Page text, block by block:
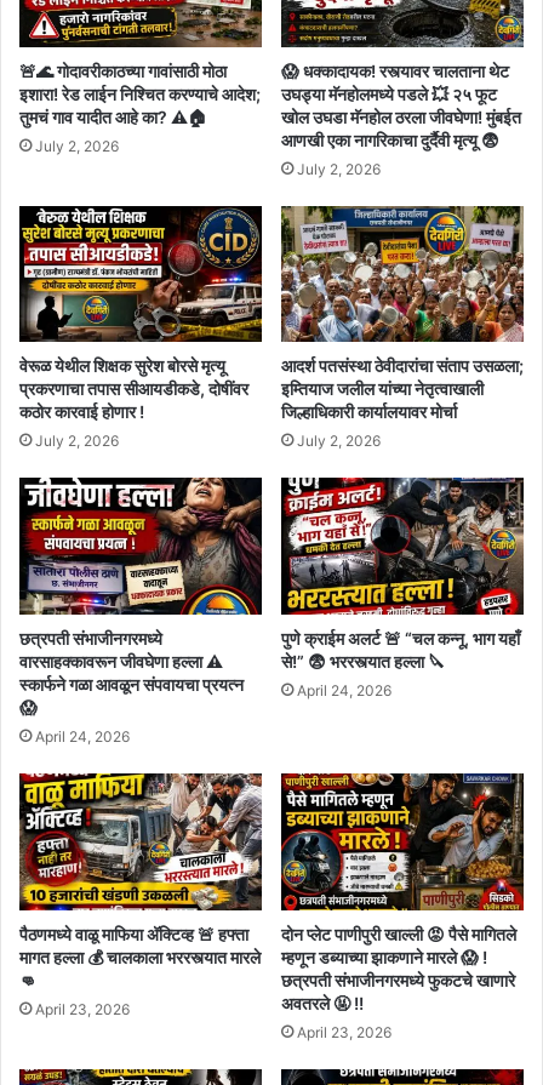
🚨🌊 गोदावरीकाठच्या गावांसाठी मोठा
इशारा! रेड लाईन निश्चित करण्याचे आदेश;
तुमचं गाव यादीत आहे का? ⚠️🏠
July 2, 2026
😱 धक्कादायक! रस्त्यावर चालताना थेट
उघड्या मॅनहोलमध्ये पडले 💥 २५ फूट
खोल उघडा मॅनहोल ठरला जीवघेणा! मुंबईत
आणखी एका नागरिकाचा दुर्दैवी मृत्यू 😨
July 2, 2026
वेरूळ येथील शिक्षक सुरेश बोरसे मृत्यू
प्रकरणाचा तपास सीआयडीकडे, दोषींवर
कठोर कारवाई होणार !
July 2, 2026
आदर्श पतसंस्था ठेवीदारांचा संताप उसळला;
इम्तियाज जलील यांच्या नेतृत्वाखाली
जिल्हाधिकारी कार्यालयावर मोर्चा
July 2, 2026
छत्रपती संभाजीनगरमध्ये
वारसाहक्कावरून जीवघेणा हल्ला ⚠️
स्कार्फने गळा आवळून संपवायचा प्रयत्न
😱
April 24, 2026
पुणे क्राईम अलर्ट 🚨 “चल कन्नू, भाग यहाँ
से!” 😨 भररस्त्यात हल्ला 🔪
April 24, 2026
पैठणमध्ये वाळू माफिया अ‍ॅक्टिव्ह 🚨 हफ्ता
मागत हल्ला 💰 चालकाला भररस्त्यात मारले
👊
April 23, 2026
दोन प्लेट पाणीपुरी खाल्ली 😡 पैसे मागितले
म्हणून डब्याच्या झाकणाने मारले 😱 !
छत्रपती संभाजीनगरमध्ये फुकटचे खाणारे
अवतरले 🤬 !!
April 23, 2026